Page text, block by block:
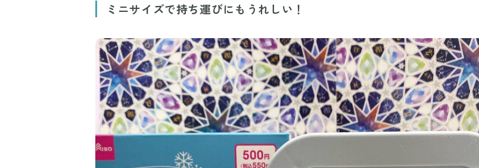
ミニサイズで持ち運びにもうれしい！